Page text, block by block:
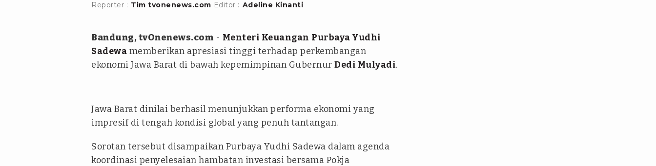
Reporter : Tim tvonenews.com Editor : Adeline Kinanti
Bandung, tvOnenews.com - Menteri Keuangan Purbaya Yudhi
Sadewa memberikan apresiasi tinggi terhadap perkembangan
ekonomi Jawa Barat di bawah kepemimpinan Gubernur Dedi Mulyadi.
Jawa Barat dinilai berhasil menunjukkan performa ekonomi yang
impresif di tengah kondisi global yang penuh tantangan.
Sorotan tersebut disampaikan Purbaya Yudhi Sadewa dalam agenda
koordinasi penyelesaian hambatan investasi bersama Pokja